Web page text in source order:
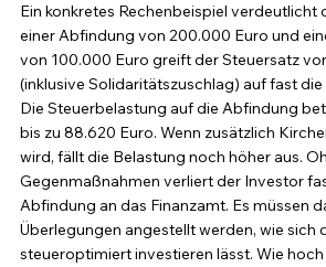
Ein konkretes Rechenbeispiel verdeutlicht
einer Abfindung von 200.000 Euro und
von 100.000 Euro greift der Steuersatz
(inklusive Solidaritätszuschlag) auf fast
Die Steuerbelastung auf die Abfindung
bis zu 88.620 Euro. Wenn zusätzlich
wird, fällt die Belastung noch höher aus.
Gegenmaßnahmen verliert der Investor
Abfindung an das Finanzamt. Es müssen
Überlegungen angestellt werden, wie sich
steueroptimiert investieren lässt. Wie